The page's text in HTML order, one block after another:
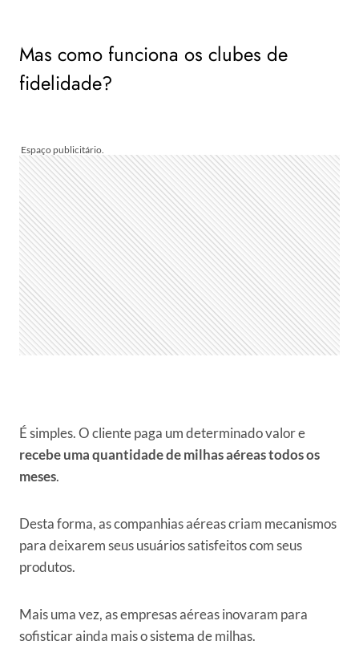
Mas como funciona os clubes de
fidelidade?
É simples. O cliente paga um determinado valor e
recebe uma quantidade de milhas aéreas todos os
meses.
Desta forma, as companhias aéreas criam mecanismos
para deixarem seus usuários satisfeitos com seus
produtos.
Mais uma vez, as empresas aéreas inovaram para
sofisticar ainda mais o sistema de milhas.